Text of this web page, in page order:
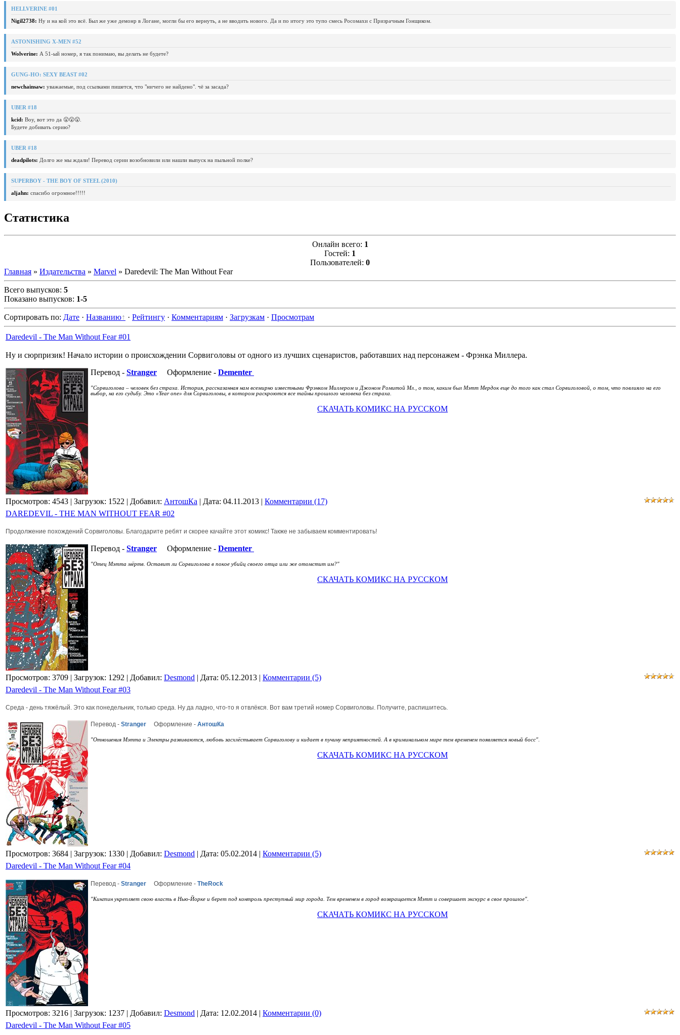
...
...
...
...
...
...
...
...
...
...
...
HELLVERINE #01
Nigil2738: Ну и на кой это всё. Был же уже демонр в Логане, могли бы его вернуть, а не вводить нового. Да и по итогу это тупо смесь Росомахи с Призрачным Гонщиком.
ASTONISHING X-MEN #52
Wolverine: А 51-ый номер, я так понимаю, вы делать не будете?
GUNG-HO: SEXY BEAST #02
newchainsaw: уважаемые, под ссылками пишется, что "ничего не найдено". чё за засада?
UBER #18
kcid: Воу, вот это да 😮😮😮.
Будете добивать серию?
UBER #18
deadpilots: Долго же мы ждали! Перевод серии возобновили или нашли выпуск на пыльной полке?
SUPERBOY - THE BOY OF STEEL (2010)
aljahn: спасибо огромное!!!!!
Статистика
Онлайн всего: 1
Гостей: 1
Пользователей: 0
Главная » Издательства » Marvel » Daredevil: The Man Without Fear
Всего выпусков: 5
Показано выпусков: 1-5
Сортировать по: Дате · Названию · Рейтингу · Комментариям · Загрузкам · Просмотрам
Daredevil - The Man Without Fear #01
Ну и сюрпризик! Начало истории о происхождении Сорвиголовы от одного из лучших сценаристов, работавших над персонажем - Фрэнка Миллера.
Перевод - Stranger Оформление - Dementer
"Сорвиголова – человек без страха. История, рассказанная нам всемирно известными Фрэнком Миллером и Джоном Ромитой Мл., о том, каким был Мэтт Мердок еще до того как стал Сорвиголовой, о том, что повлияло на его
выбор, на его судьбу. Это «Year one» для Сорвиголовы, в котором раскроются все тайны прошлого человека без страха.
СКАЧАТЬ КОМИКС НА РУССКОМ
Просмотров: 4543 | Загрузок: 1522 | Добавил: АнтошКа | Дата: 04.11.2013 | Комментарии (17)
DAREDEVIL - THE MAN WITHOUT FEAR #02
Продолжение похождений Сорвиголовы. Благодарите ребят и скорее качайте этот комикс! Также не забываем комментировать!
Перевод - Stranger Оформление - Dementer
"Отец Мэтта мёртв. Оставит ли Сорвиголова в покое убийц своего отца или же отомстит им?"
СКАЧАТЬ КОМИКС НА РУССКОМ
Просмотров: 3709 | Загрузок: 1292 | Добавил: Desmond | Дата: 05.12.2013 | Комментарии (5)
Daredevil - The Man Without Fear #03
Среда - день тяжёлый. Это как понедельник, только среда. Ну да ладно, что-то я отвлёкся. Вот вам третий номер Сорвиголовы. Получите, распишитесь.
Перевод - Stranger Оформление - АнтошКа
"Отношения Мэтта и Электры развиваются, любовь засхлёстывает Сорвиголову и кидает в пучину неприятностей. А в криминальном мире тем временем появляется новый босс".
СКАЧАТЬ КОМИКС НА РУССКОМ
Просмотров: 3684 | Загрузок: 1330 | Добавил: Desmond | Дата: 05.02.2014 | Комментарии (5)
Daredevil - The Man Without Fear #04
Перевод - Stranger Оформление - TheRock
"Кингпин укрепляет свою власть в Нью-Йорке и берет под контроль преступный мир города. Тем временем в город возвращается Мэтт и совершает экскурс в свое прошлое".
СКАЧАТЬ КОМИКС НА РУССКОМ
Просмотров: 3216 | Загрузок: 1237 | Добавил: Desmond | Дата: 12.02.2014 | Комментарии (0)
Daredevil - The Man Without Fear #05